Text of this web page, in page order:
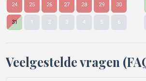
24 25 26 27 28 29 30
31 1 2 3 4 5 6
Veelgestelde vragen